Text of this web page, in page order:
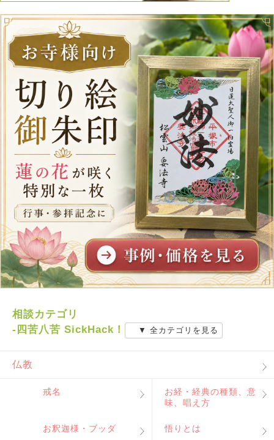
相談カテゴリ
-四苦八苦 SickHack！
▼ 全カテゴリを見る
仏教
戒名
お経・経典の種類、意
味、唱え方
お釈迦様・ブッダ 悟りとは